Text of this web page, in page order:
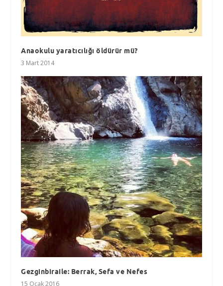
Anaokulu yaratıcılığı öldürür mü?
3 Mart 2014
Gezginbiraile: Berrak, Sefa ve Nefes
15 Ocak 2016